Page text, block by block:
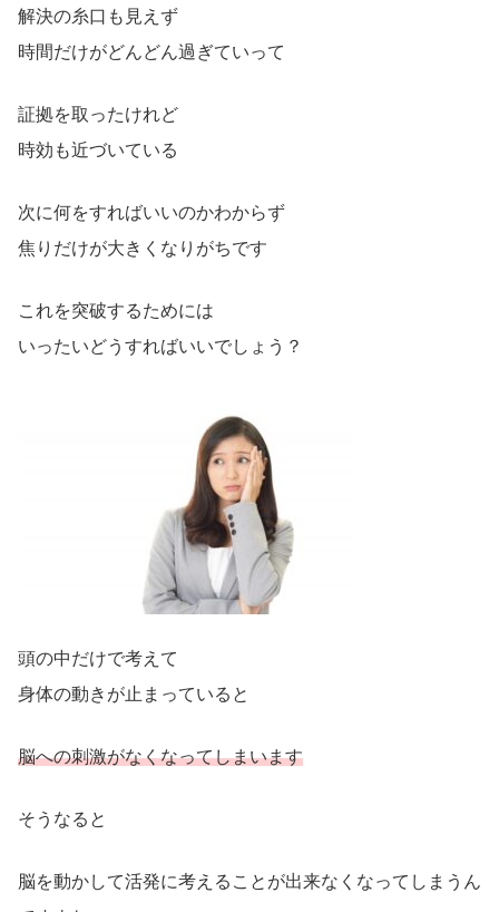
解決の糸口も見えず
時間だけがどんどん過ぎていって
証拠を取ったけれど
時効も近づいている
次に何をすればいいのかわからず
焦りだけが大きくなりがちです
これを突破するためには
いったいどうすればいいでしょう？
頭の中だけで考えて
身体の動きが止まっていると
脳への刺激がなくなってしまいます
そうなると
脳を動かして活発に考えることが出来なくなってしまうん